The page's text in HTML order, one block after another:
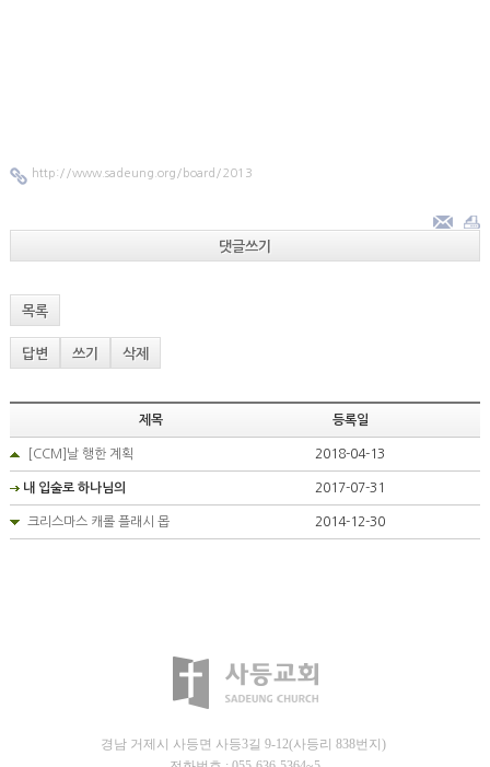
http://www.sadeung.org/board/2013
댓글쓰기
목록
답변 쓰기 삭제
제목 등록일
[CCM]날 행한 계획 2018-04-13
내 입술로 하나님의 2017-07-31
크리스마스 캐롤 플래시 몹 2014-12-30
경남 거제시 사등면 사등3길 9-12(사등리 838번지)